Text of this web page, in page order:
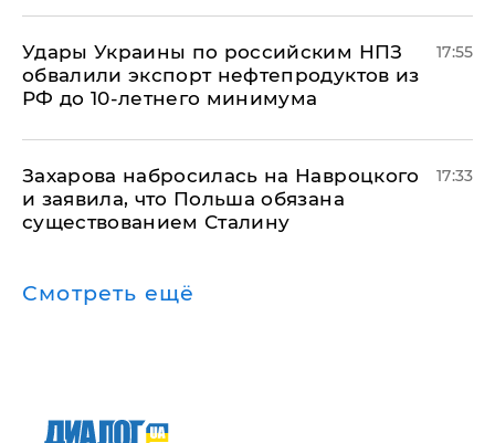
Удары Украины по российским НПЗ
обвалили экспорт нефтепродуктов из
РФ до 10-летнего минимума
17:55
​Захарова набросилась на Навроцкого
и заявила, что Польша обязана
существованием Сталину
17:33
Смотреть ещё